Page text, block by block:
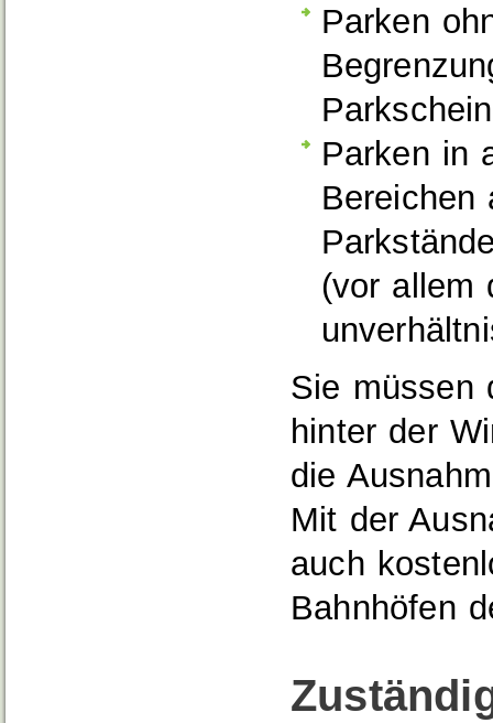
Parken
Parken in
Bereichen
(vor allem
un
Sie müssen
hinter der
die
Mit der
auch
Bahnhöfen